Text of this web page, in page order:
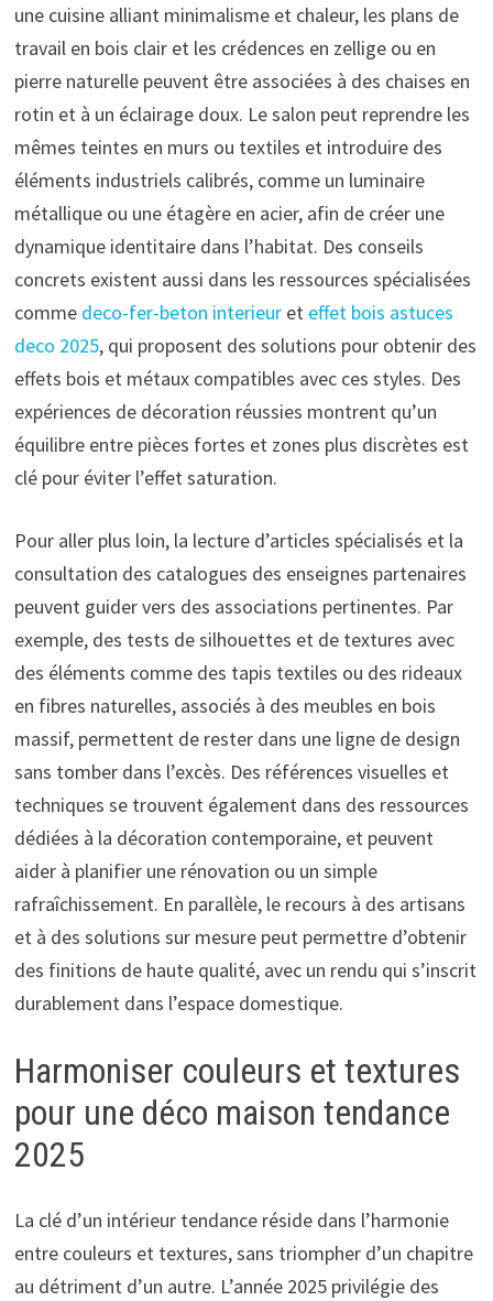
une cuisine alliant minimalisme et chaleur, les plans de
travail en bois clair et les crédences en zellige ou en
pierre naturelle peuvent être associées à des chaises en
rotin et à un éclairage doux. Le salon peut reprendre les
mêmes teintes en murs ou textiles et introduire des
éléments industriels calibrés, comme un luminaire
métallique ou une étagère en acier, afin de créer une
dynamique identitaire dans l’habitat. Des conseils
concrets existent aussi dans les ressources spécialisées
comme deco-fer-beton interieuret effet bois astuces
deco 2025, qui proposent des solutions pour obtenir des
effets bois et métaux compatibles avec ces styles. Des
expériences de décoration réussies montrent qu’un
équilibre entre pièces fortes et zones plus discrètes est
clé pour éviter l’effet saturation.
Pour aller plus loin, la lecture d’articles spécialisés et la
consultation des catalogues des enseignes partenaires
peuvent guider vers des associations pertinentes. Par
exemple, des tests de silhouettes et de textures avec
des éléments comme des tapis textiles ou des rideaux
en fibres naturelles, associés à des meubles en bois
massif, permettent de rester dans une ligne de design
sans tomber dans l’excès. Des références visuelles et
techniques se trouvent également dans des ressources
dédiées à la décoration contemporaine, et peuvent
aider à planifier une rénovation ou un simple
rafraîchissement. En parallèle, le recours à des artisans
et à des solutions sur mesure peut permettre d’obtenir
des finitions de haute qualité, avec un rendu qui s’inscrit
durablement dans l’espace domestique.
Harmoniser couleurs et textures
pour une déco maison tendance
2025
La clé d’un intérieur tendance réside dans l’harmonie
entre couleurs et textures, sans triompher d’un chapitre
au détriment d’un autre. L’année 2025 privilégie des